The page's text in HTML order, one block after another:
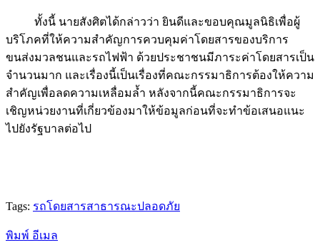
ทั้งนี้ นายสังศิตได้กล่าวว่า ยินดีและขอบคุณมูลนิธิเพื่อผู้
บริโภคที่ให้ความสำคัญการควบคุมค่าโดยสารของบริการ
ขนส่งมวลชนและรถไฟฟ้า ด้วยประชาชนมีภาระค่าโดยสารเป็น
จำนวนมาก และเรื่องนี้เป็นเรื่องที่คณะกรรมาธิการต้องให้ความ
สำคัญเพื่อลดความเหลื่อมล้ำ หลังจากนี้คณะกรรมาธิการจะ
เชิญหน่วยงานที่เกี่ยวข้องมาให้ข้อมูลก่อนที่จะทำข้อเสนอแนะ
ไปยังรัฐบาลต่อไป
Tags: รถโดยสารสาธารณะปลอดภัย
พิมพ์ อีเมล